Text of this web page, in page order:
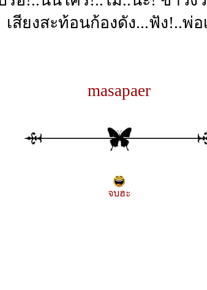
เสียงสะท้อนก้องดัง...ฟัง!..พ่อ
masapaer
จบฮะ